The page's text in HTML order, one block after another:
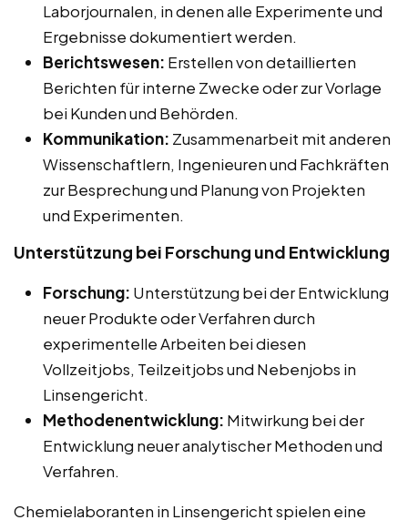
Laborjournalen, in denen alle Experimente und
Ergebnisse dokumentiert werden.
Berichtswesen: Erstellen von detaillierten
Berichten für interne Zwecke oder zur Vorlage
bei Kunden und Behörden.
Kommunikation: Zusammenarbeit mit anderen
Wissenschaftlern, Ingenieuren und Fachkräften
zur Besprechung und Planung von Projekten
und Experimenten.
Unterstützung bei Forschung und Entwicklung
Forschung: Unterstützung bei der Entwicklung
neuer Produkte oder Verfahren durch
experimentelle Arbeiten bei diesen
Vollzeitjobs, Teilzeitjobs und Nebenjobs in
Linsengericht.
Methodenentwicklung: Mitwirkung bei der
Entwicklung neuer analytischer Methoden und
Verfahren.
Chemielaboranten in Linsengericht spielen eine